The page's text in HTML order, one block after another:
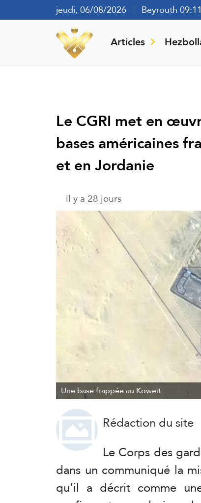
jeudi, 06/08/2026 Beyrouth 09:11
Articles
Le CGRI met en
bases américaines
et en Jordanie
il y a 28 jours
Une base frappée au Koweit
Rédaction du site
Le Corps des
dans un communiqué la
qu’il a décrit comme